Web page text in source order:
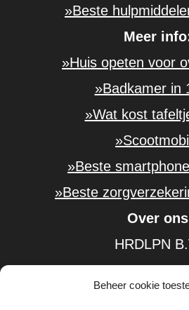
Beheer cookie
»Beste
Meer
»Huis opeten voor
»Badkamer in
»Wat kost
»Beste
»Beste
Over ons
HRDLPN
KvK-nummer:
BTW-nummer: